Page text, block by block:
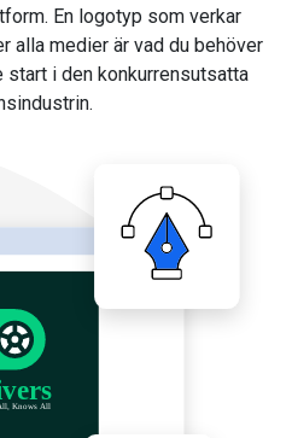
En logotyp som verkar
alla medier är vad du behöver
i den konkurrensutsatta